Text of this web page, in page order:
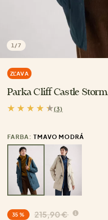
1 /7
ZĽAVA
Parka Cliff Castle Storm
(3)
FARBA: TMAVO MODRÁ
35 % 215,90 €